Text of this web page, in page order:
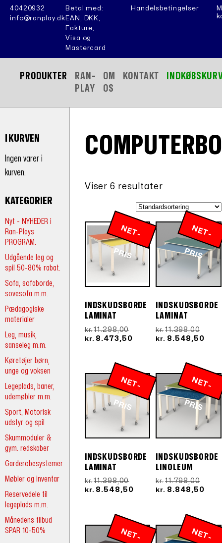
40420932
info@ranplay.dk
Betal med:
EAN, DKK,
Fakture,
Visa og
Mastercard
Handelsbetingelser
PRODUKTER
RAN-
PLAY
OM
OS
KONTAKT
I KURVEN
Ingen varer i
kurven.
KATEGORIER
Nyt - NYHEDER i
Ran-Plays
PROGRAM.
Udgående leg og
spil 50-80% rabat.
Sofa, sofaborde,
sovesofa m.m.
Pædagogiske
materialer
Leg, musik,
sanseleg m.m.
Køretøjer børn,
unge og voksen
Legeplads, baner,
udemøbler m.m.
Sport, Motorisk
udstyr og spil
Skummoduler &
gym. redskaber
Garderobesystemer
Møbler og inventar
Reservedele til
legeplads m.m.
Månedens tilbud
SPAR 10-50%
Viser 6 resultater
N
E
T
-
P
R
IS
INDSKUDSBORDE
LAMINAT
kr. 11.298,00Den
oprindelige
kr. 8.473,50Den
kr.8.473,50.
N
E
T
-
P
R
IS
INDSKUDSBORDE
LAMINAT
kr. 11.398,00Den
kr. 8.548,50
N
E
T
-
P
R
IS
INDSKUDSBORDE
LAMINAT
kr. 11.398,00Den
oprindelige
kr. 8.548,50Den
kr.8.548,50.
N
E
T
-
P
R
IS
INDSKUDSBORDE
LINOLEUM
kr. 11.798,00Den
kr. 8.848,50
N
E
T
-
R N
E
T
-
R